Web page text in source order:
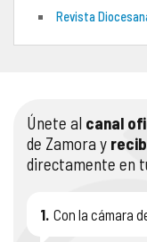
Revista
Únete al canal
de Zamora y
directamente en
1. Con la cámara
PORTAL DE
RENDICIÓN
PREGUNTAS
APOSTOLADO SEGLAR
VIDA CONSAGRADA
AUDIOS